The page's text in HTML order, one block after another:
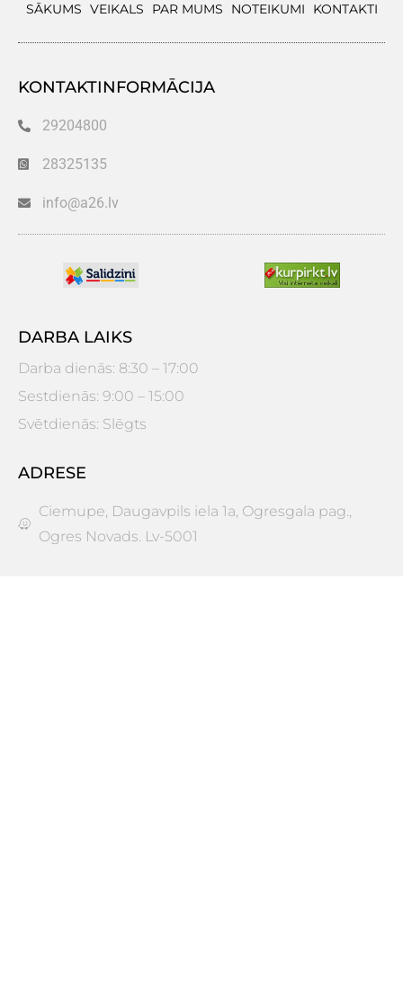
SĀKUMS VEIKALS PAR MUMS NOTEIKUMI KONTAKTI
KONTAKTINFORMĀCIJA
29204800
28325135
info@a26.lv
DARBA LAIKS
Darba dienās: 8:30 – 17:00
Sestdienās: 9:00 – 15:00
Svētdienās: Slēgts
ADRESE
Ciemupe, Daugavpils iela 1a, Ogresgala pag.,
Ogres Novads. Lv-5001